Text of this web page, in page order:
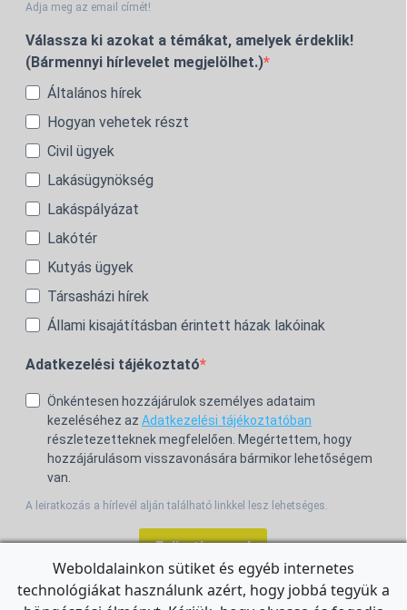
Adja meg az email címét!
Válassza ki azokat a témákat, amelyek érdeklik!
(Bármennyi hírlevelet megjelölhet.)
Általános hírek
Hogyan vehetek részt
Civil ügyek
Lakásügynökség
Lakáspályázat
Lakótér
Kutyás ügyek
Társasházi hírek
Állami kisajátításban érintett házak lakóinak
Adatkezelési tájékoztató
Önkéntesen hozzájárulok személyes adataim
kezeléséhez az Adatkezelési tájékoztatóban
részletezetteknek megfelelően. Megértettem, hogy
hozzájárulásom visszavonására bármikor lehetőségem
van.
A leiratkozás a hírlevél alján található linkkel lesz lehetséges.
Feliratkozom!
Weboldalainkon sütiket és egyéb internetes
technológiákat használunk azért, hogy jobbá tegyük a